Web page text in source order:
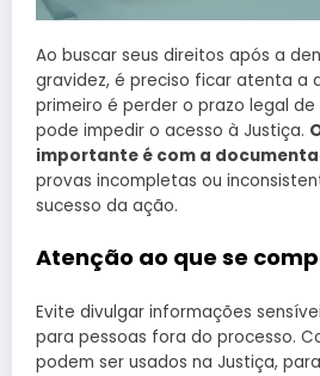
Ao buscar seus direitos após a
gravidez, é preciso ficar atenta a
primeiro é perder o prazo legal de
pode impedir o acesso à Justiça.
importante é com a
provas incompletas ou
sucesso da ação.
Atenção ao que se
Evite divulgar informações
para pessoas fora do processo.
podem ser usados na Justiça,